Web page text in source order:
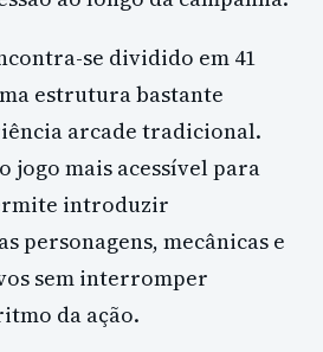
se dividido em 41
estrutura bastante
arcade tradicional.
jogo mais acessível para
introduzir
personagens, mecânicas e
sem interromper
da ação.